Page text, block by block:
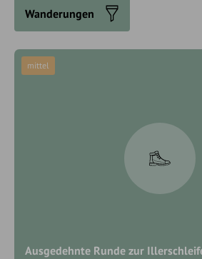
Wanderungen
Ausgedehnte Runde zur
mittel